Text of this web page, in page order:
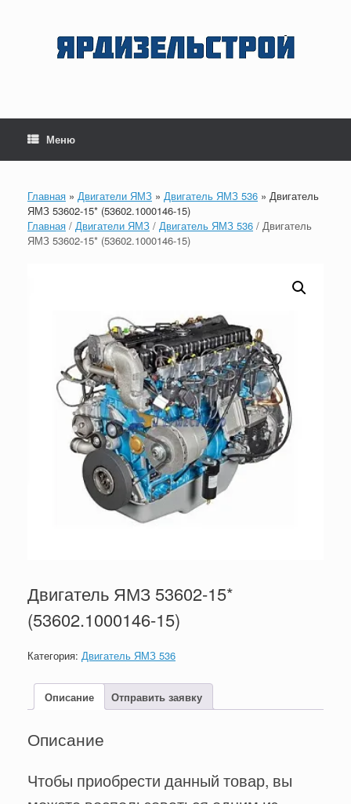
содержанию
Меню
Главная » Двигатели ЯМЗ » Двигатель ЯМЗ 536 » Двигатель
ЯМЗ 53602-15* (53602.1000146-15)
Главная / Двигатели ЯМЗ / Двигатель ЯМЗ 536 / Двигатель
ЯМЗ 53602-15* (53602.1000146-15)
Двигатель ЯМЗ 53602-15*
(53602.1000146-15)
Категория: Двигатель ЯМЗ 536
Описание Отправить заявку
Описание
Чтобы приобрести данный товар, вы